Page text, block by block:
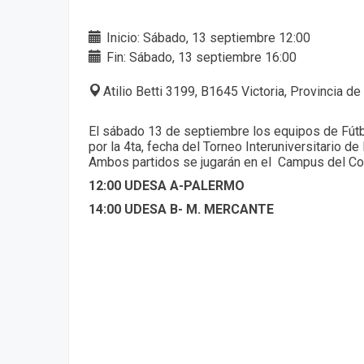
Inicio: Sábado, 13 septiembre 12:00
Fin: Sábado, 13 septiembre 16:00
Atilio Betti 3199, B1645 Victoria, Provincia
El sábado 13 de septiembre los equipos de
por la 4ta, fecha del Torneo Interuniversitario de
Ambos partidos se jugarán en el Campus del
12:00 UDESA A-PALERMO
14:00 UDESA B- M. MERCANTE